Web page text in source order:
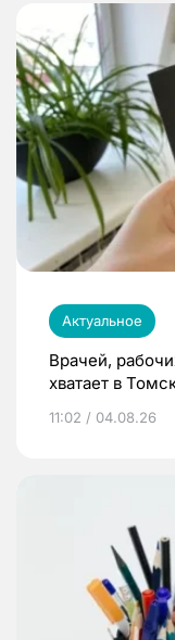
Актуальное
Врачей,
хватает в
11:02 / 04.08.26